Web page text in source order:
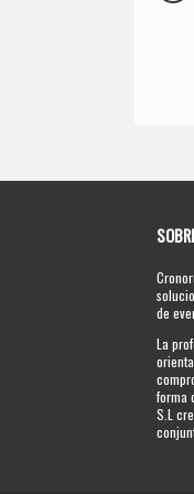
de
La
forma
S.L